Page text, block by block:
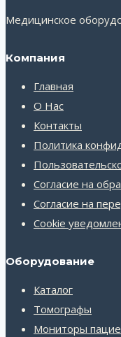
Медицинское
Компания
Главная
О Нас
Контакты
Политика
Согласие на
Согласие на
Cookie
Оборудование
Каталог
Томографы
Мониторы